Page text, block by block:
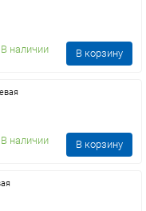
В наличии В корзину
В наличии В корзину